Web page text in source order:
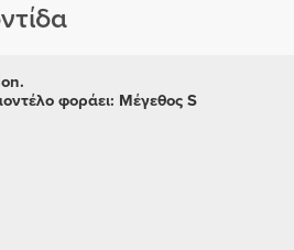
φοράει: Μέγεθος S